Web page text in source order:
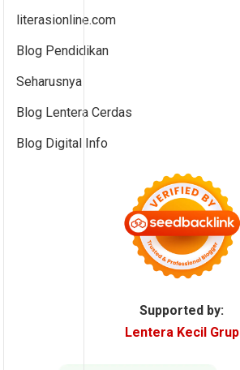
literasionline.com
Blog Pendidikan
Seharusnya
Blog Lentera Cerdas
Blog Digital Info
Supported by:
Lentera Kecil Grup